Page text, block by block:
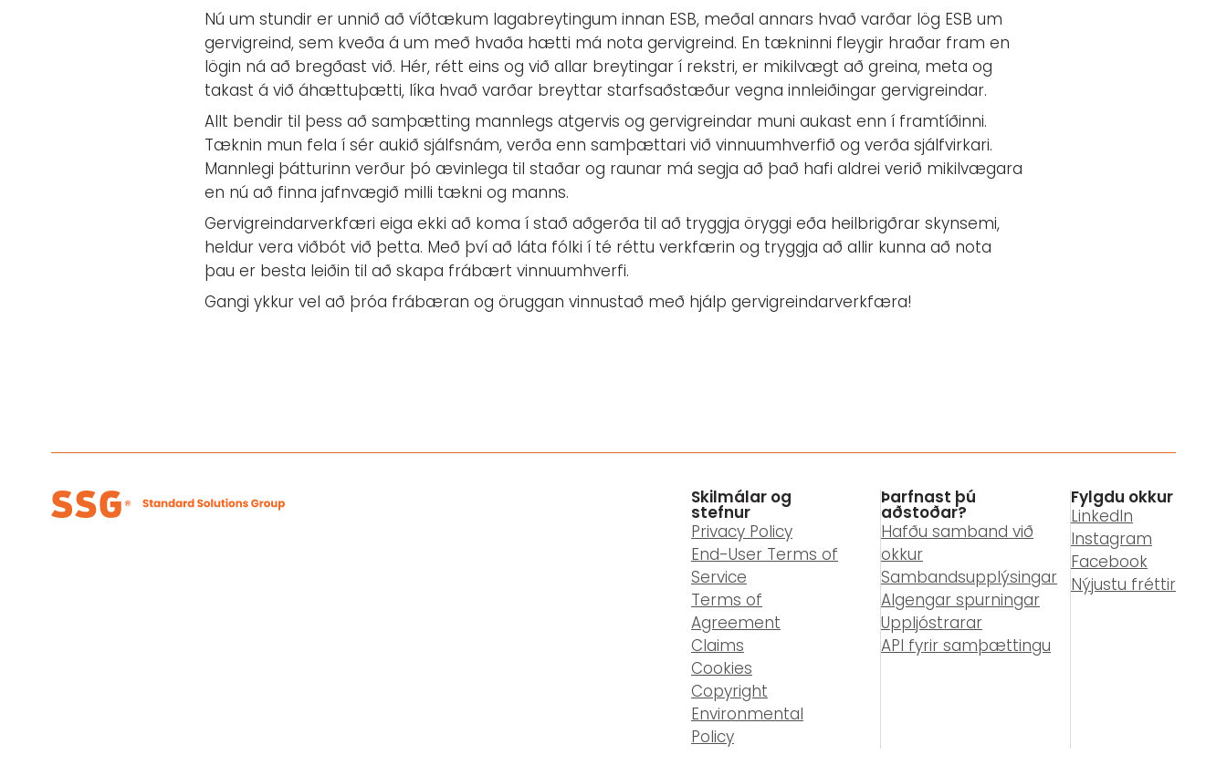
Nú um stundir er unnið að víðtækum lagabreytingum innan ESB, meðal annars hvað varðar lög ESB um
gervigreind, sem kveða á um með hvaða hætti má nota gervigreind. En tækninni fleygir hraðar fram en
lögin ná að bregðast við. Hér, rétt eins og við allar breytingar í rekstri, er mikilvægt að greina, meta og
takast á við áhættuþætti, líka hvað varðar breyttar starfsaðstæður vegna innleiðingar gervigreindar.
Allt bendir til þess að samþætting mannlegs atgervis og gervigreindar muni aukast enn í framtíðinni.
Tæknin mun fela í sér aukið sjálfsnám, verða enn samþættari við vinnuumhverfið og verða sjálfvirkari.
Mannlegi þátturinn verður þó ævinlega til staðar og raunar má segja að það hafi aldrei verið mikilvægara
en nú að finna jafnvægið milli tækni og manns.
Gervigreindarverkfæri eiga ekki að koma í stað aðgerða til að tryggja öryggi eða heilbrigðrar skynsemi,
heldur vera viðbót við þetta. Með því að láta fólki í té réttu verkfærin og tryggja að allir kunna að nota
þau er besta leiðin til að skapa frábært vinnuumhverfi.
Gangi ykkur vel að þróa frábæran og öruggan vinnustað með hjálp gervigreindarverkfæra!
Skilmálar og
stefnur
Privacy Policy
End-User Terms of
Service
Terms of
Agreement
Claims
Cookies
Copyright
Environmental
Policy
Þarfnast þú
aðstoðar?
Hafðu samband við
okkur
Sambandsupplýsingar
Algengar spurningar
Uppljóstrarar
API fyrir samþættingu
Fylgdu okkur
LinkedIn
Instagram
Facebook
Nýjustu fréttir